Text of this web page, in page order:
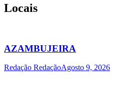
Locais
AZAMBUJEIRA
Redação RedaçãoAgosto 9, 2026